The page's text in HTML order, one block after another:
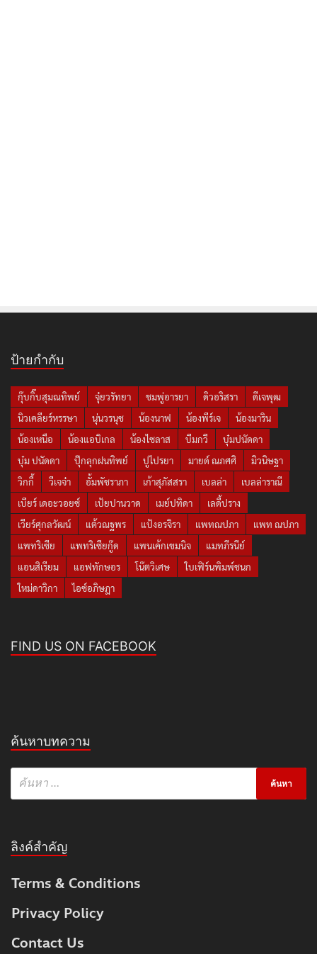
ป้ายกำกับ
กุ๊บกิ๊บสุมณทิพย์ จุ๋ยวรัทยา ชมพู่อารยา ดิวอริสรา
ดีเจพุฒ
นิวเคลียร์หรรษา
นุ่นวรนุช น้องนาฟ น้องพีร์เจ
น้องมาริน
น้องเหนือ
น้องแอบิเกล น้องไซลาส บีมกวี
บุ๋มปนัดดา
บุ๋ม ปนัดดา
ปุ๊กลุกฝนทิพย์ ปูไปรยา มายด์ ณภศศิ
มิวนิษฐา
วิกกี้
วีเจจ๋า อั้มพัชราภา เก้าสุภัสสรา เบลล่า
เบลล่าราณี
เบียร์ เดอะวอยซ์
เป้ยปานวาด เมย์ปทิดา
เลดี้ปราง
เวียร์ศุกลวัฒน์
แต้วณฐพร แป้งอรจิรา แพทณปภา
แพท ณปภา
แพทริเซีย
แพทริเซียกู๊ด แพนเค้กเขมนิจ
แมทภีรนีย์
แอนสิเรียม
แอฟทักษอร โน๊ตวิเศษ
ใบเฟิร์นพิมพ์ชนก
ใหม่ดาวิกา
ไอซ์อภิษฎา
FIND US ON FACEBOOK
ค้นหาบทความ
ลิงค์สำคัญ
Terms & Conditions
Privacy Policy
Contact Us